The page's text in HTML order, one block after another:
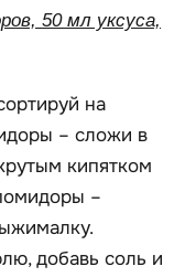
50 мл уксуса,
на
– сложи в
кипятком
–
добавь соль и